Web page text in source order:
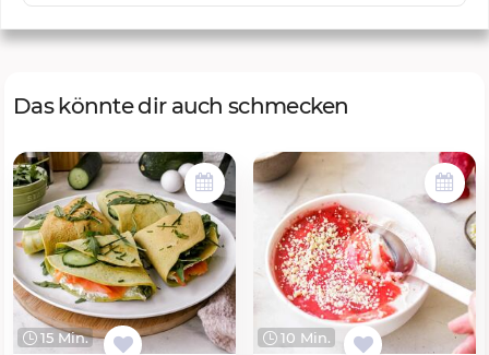
Das könnte dir auch schmecken
15 Min. 10 Min.